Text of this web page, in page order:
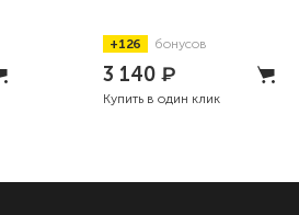
+126 бонусов
3 140₽
Купить в один клик